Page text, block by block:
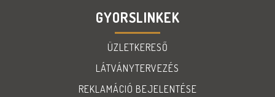
GYORSLINKEK
ÜZLETKERESŐ
LÁTVÁNYTERVEZÉS
REKLAMÁCIÓ BEJELENTÉSE